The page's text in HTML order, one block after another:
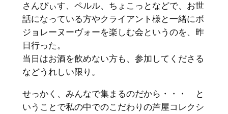
さんぴぃす、ペルル、ちょこっとなどで、お世
話になっている方やクライアント様と一緒にボ
ジョレーヌーヴォーを楽しむ会というのを、昨
日行った。
当日はお酒を飲めない方も、参加してくださる
などうれしい限り。
せっかく、みんなで集まるのだから・・・ と
いうことで私の中でのこだわりの芦屋コレクシ